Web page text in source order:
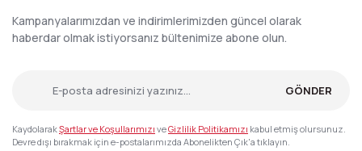
Kampanyalarımızdan ve indirimlerimizden güncel olarak
haberdar olmak istiyorsanız bültenimize abone olun.
GÖNDER
KaydolarakŞartlar ve Koşullarımızı veGizlilik Politikamızı kabul etmiş olursunuz.
Devre dışı bırakmak için e-postalarımızda Abonelikten Çık'a tıklayın.